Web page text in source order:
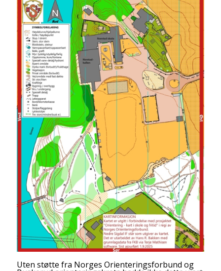
Uten støtte fra Norges Orienteringsforbund og